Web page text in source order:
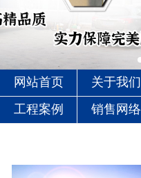
网站首页 关于我们
工程案例
销售网络